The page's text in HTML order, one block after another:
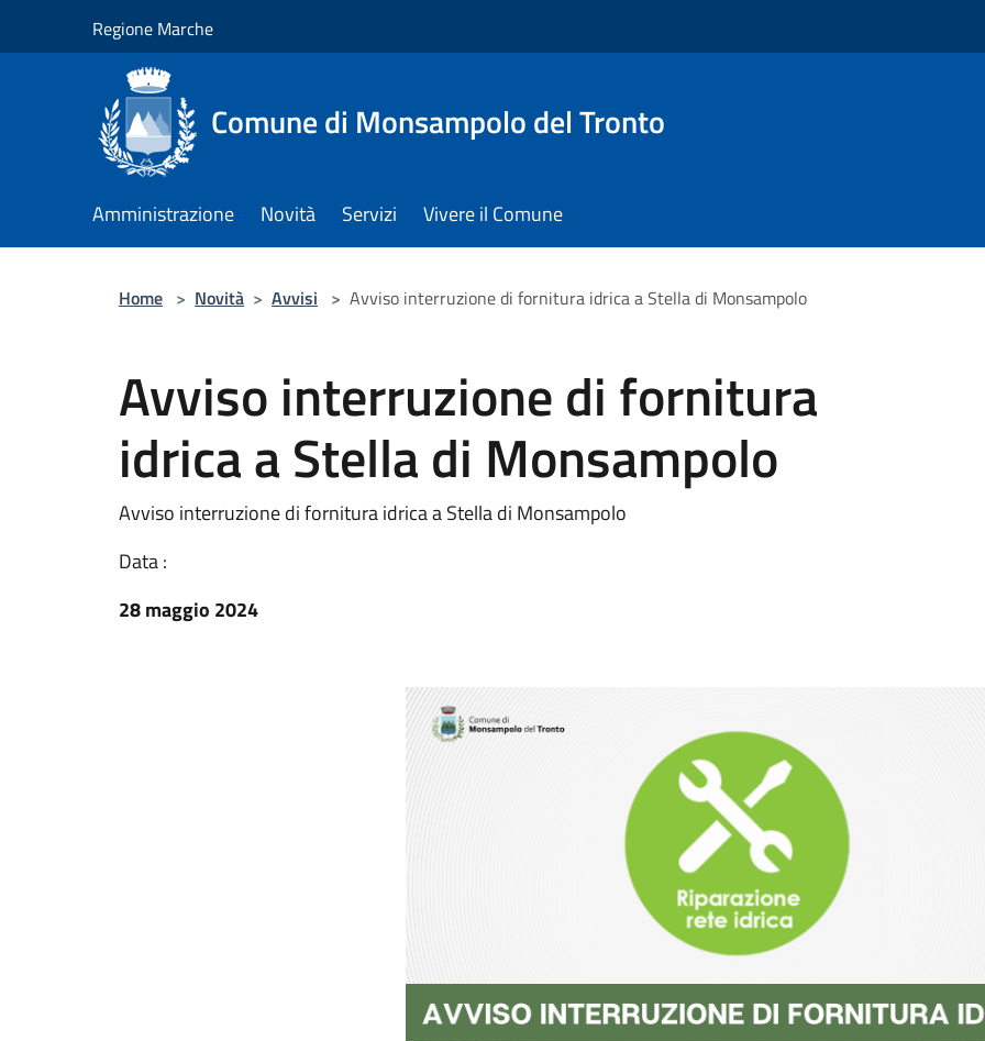
Regione Marche
Comune di Monsampolo del Tronto
Amministrazione Novità Servizi Vivere il Comune
Home > Novità > Avvisi > Avviso interruzione di fornitura idrica a Stella di Monsampolo
Avviso interruzione di fornitura
idrica a Stella di Monsampolo
Avviso interruzione di fornitura idrica a Stella di Monsampolo
Data :
28 maggio 2024